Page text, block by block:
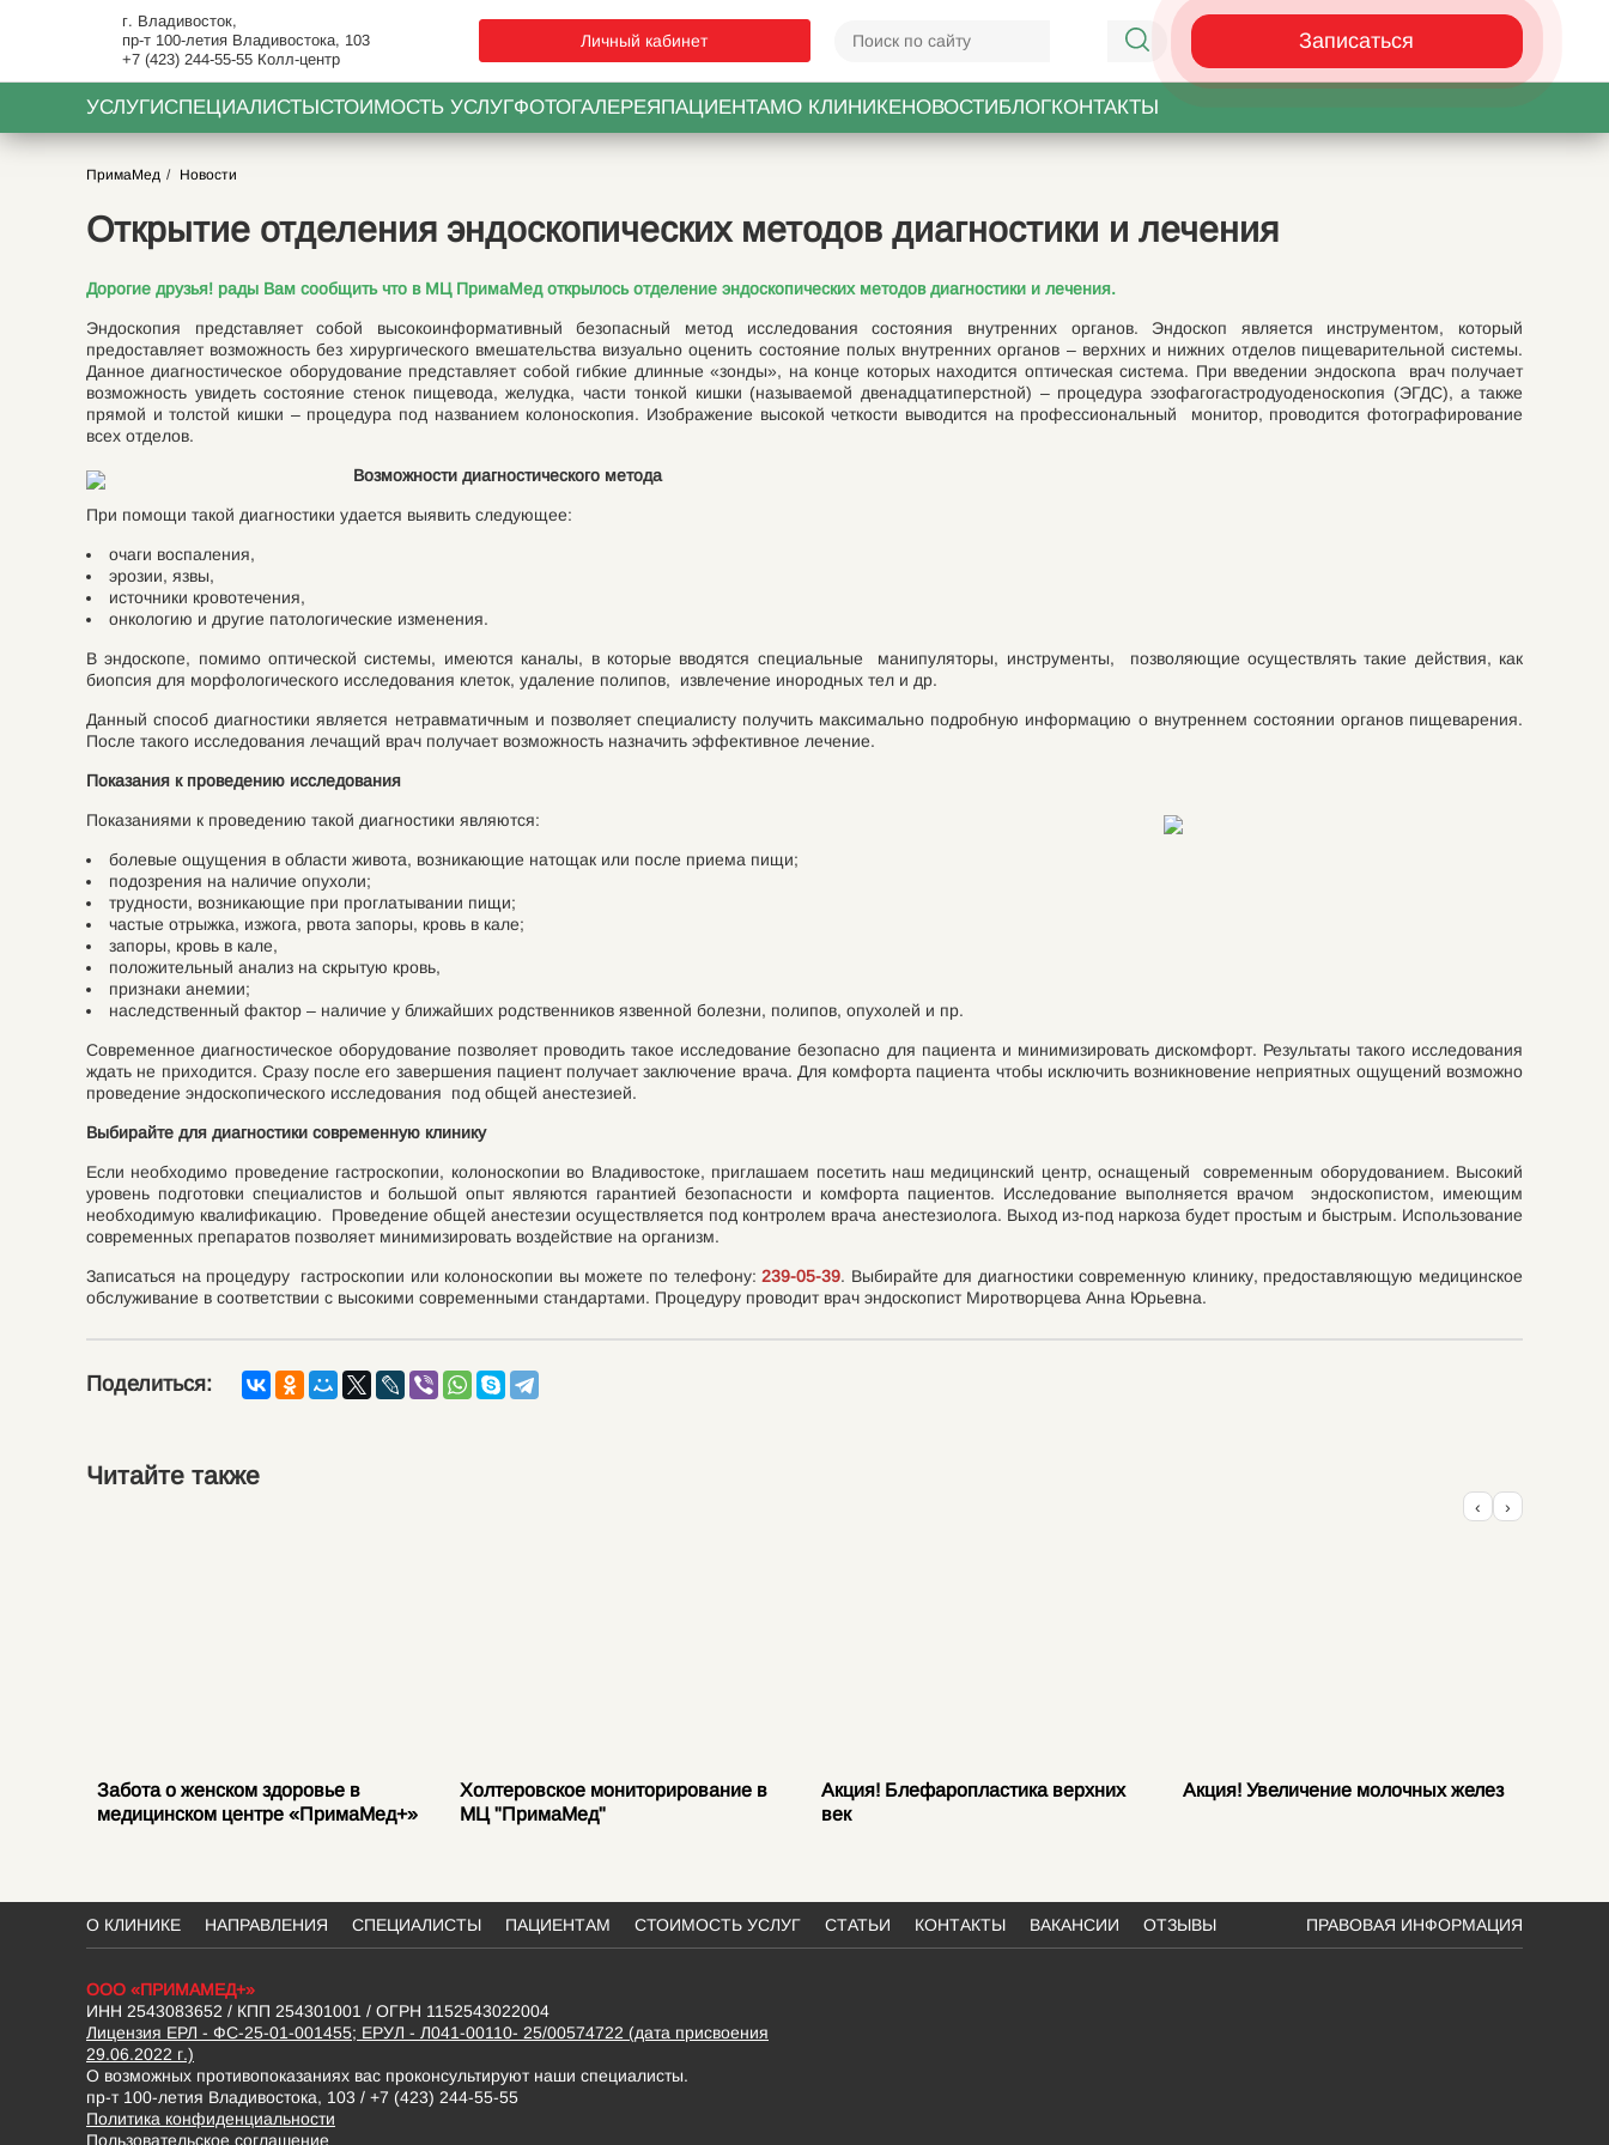
г. Владивосток,
пр-т 100-летия Владивостока, 103
+7 (423) 244-55-55 Колл-центр
Личный кабинет Записаться
УСЛУГИСПЕЦИАЛИСТЫСТОИМОСТЬ УСЛУГФОТОГАЛЕРЕЯПАЦИЕНТАМО КЛИНИКЕНОВОСТИБЛОГКОНТАКТЫ
ПримаМед Новости
Открытие отделения эндоскопических методов диагностики и лечения
Дорогие друзья! рады Вам сообщить что в МЦ ПримаМед открылось отделение эндоскопических методов диагностики и лечения.
Эндоскопия представляет собой высокоинформативный безопасный метод исследования состояния внутренних органов. Эндоскоп является инструментом, который
предоставляет возможность без хирургического вмешательства визуально оценить состояние полых внутренних органов – верхних и нижних отделов пищеварительной системы.
Данное диагностическое оборудование представляет собой гибкие длинные «зонды», на конце которых находится оптическая система. При введении эндоскопа врач получает
возможность увидеть состояние стенок пищевода, желудка, части тонкой кишки (называемой двенадцатиперстной) – процедура эзофагогастродуоденоскопия (ЭГДС), а также
прямой и толстой кишки – процедура под названием колоноскопия. Изображение высокой четкости выводится на профессиональный монитор, проводится фотографирование
всех отделов.
Возможности диагностического метода
При помощи такой диагностики удается выявить следующее:
очаги воспаления,
эрозии, язвы,
источники кровотечения,
онкологию и другие патологические изменения.
В эндоскопе, помимо оптической системы, имеются каналы, в которые вводятся специальные манипуляторы, инструменты, позволяющие осуществлять такие действия, как
биопсия для морфологического исследования клеток, удаление полипов, извлечение инородных тел и др.
Данный способ диагностики является нетравматичным и позволяет специалисту получить максимально подробную информацию о внутреннем состоянии органов пищеварения.
После такого исследования лечащий врач получает возможность назначить эффективное лечение.
Показания к проведению исследования
Показаниями к проведению такой диагностики являются:
болевые ощущения в области живота, возникающие натощак или после приема пищи;
подозрения на наличие опухоли;
трудности, возникающие при проглатывании пищи;
частые отрыжка, изжога, рвота запоры, кровь в кале;
запоры, кровь в кале,
положительный анализ на скрытую кровь,
признаки анемии;
наследственный фактор – наличие у ближайших родственников язвенной болезни, полипов, опухолей и пр.
Современное диагностическое оборудование позволяет проводить такое исследование безопасно для пациента и минимизировать дискомфорт. Результаты такого исследования
ждать не приходится. Сразу после его завершения пациент получает заключение врача. Для комфорта пациента чтобы исключить возникновение неприятных ощущений возможно
проведение эндоскопического исследования под общей анестезией.
Выбирайте для диагностики современную клинику
Если необходимо проведение гастроскопии, колоноскопии во Владивостоке, приглашаем посетить наш медицинский центр, оснащеный современным оборудованием. Высокий
уровень подготовки специалистов и большой опыт являются гарантией безопасности и комфорта пациентов. Исследование выполняется врачом эндоскопистом, имеющим
необходимую квалификацию. Проведение общей анестезии осуществляется под контролем врача анестезиолога. Выход из-под наркоза будет простым и быстрым. Использование
современных препаратов позволяет минимизировать воздействие на организм.
Записаться на процедуру гастроскопии или колоноскопии вы можете по телефону:239-05-39. Выбирайте для диагностики современную клинику, предоставляющую медицинское
обслуживание в соответствии с высокими современными стандартами. Процедуру проводит врач эндоскопист Миротворцева Анна Юрьевна.
Поделиться:
Читайте также
Забота о женском здоровье в
медицинском центре «ПримаМед+»
Холтеровское мониторирование в
МЦ "ПримаМед"
Акция! Блефаропластика верхних
век
Акция! Увеличение молочных желез
‹ ›
О КЛИНИКЕ НАПРАВЛЕНИЯ СПЕЦИАЛИСТЫ ПАЦИЕНТАМ СТОИМОСТЬ УСЛУГ СТАТЬИ КОНТАКТЫ ВАКАНСИИ ОТЗЫВЫ ПРАВОВАЯ ИНФОРМАЦИЯ
ООО «ПРИМАМЕД+»
ИНН 2543083652 / КПП 254301001 / ОГРН 1152543022004
Лицензия ЕРЛ - ФС-25-01-001455; ЕРУЛ - Л041-00110- 25/00574722 (дата присвоения
29.06.2022 г.)
О возможных противопоказаниях вас проконсультируют наши специалисты.
пр-т 100-летия Владивостока, 103 / +7 (423) 244-55-55
Политика конфиденциальности
Пользовательское соглашение